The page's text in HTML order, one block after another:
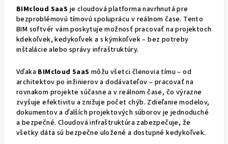
BIMcloud SaaS je cloudová platforma navrhnutá pre
bezproblémovú tímovú spoluprácu v reálnom čase. Tento
BIM softvér vám poskytuje možnosť pracovať na projektoch
kdekoľvek, kedykoľvek a s kýmkoľvek – bez potreby
inštalácie alebo správy infraštruktúry.
Vďaka BIMcloud SaaS môžu všetci členovia tímu – od
architektov po inžinierov a dodávateľov – pracovať na
rovnakom projekte súčasne a v reálnom čase, čo výrazne
zvyšuje efektivitu a znižuje počet chýb. Zdieľanie modelov,
dokumentov a ďalších projektových súborov je jednoduché
a bezpečné. Cloudová infraštruktúra zabezpečuje, že
všetky dáta sú bezpečne uložené a dostupné kedykoľvek.